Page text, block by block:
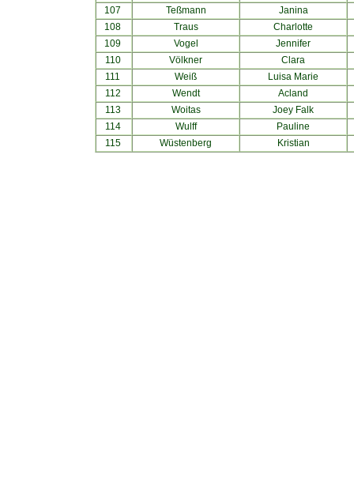
107
Teßmann
Janina
108
Traus
Charlotte
109
Vogel
Jennifer
110
Völkner
Clara
111
Weiß
Luisa Marie
112
Wendt
Acland
113
Woitas
Joey Falk
114
Wulff
Pauline
115
Wüstenberg Kristian